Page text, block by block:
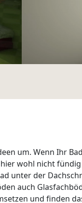
um. Wenn Ihr
wohl nicht
unter der
auch
und finden